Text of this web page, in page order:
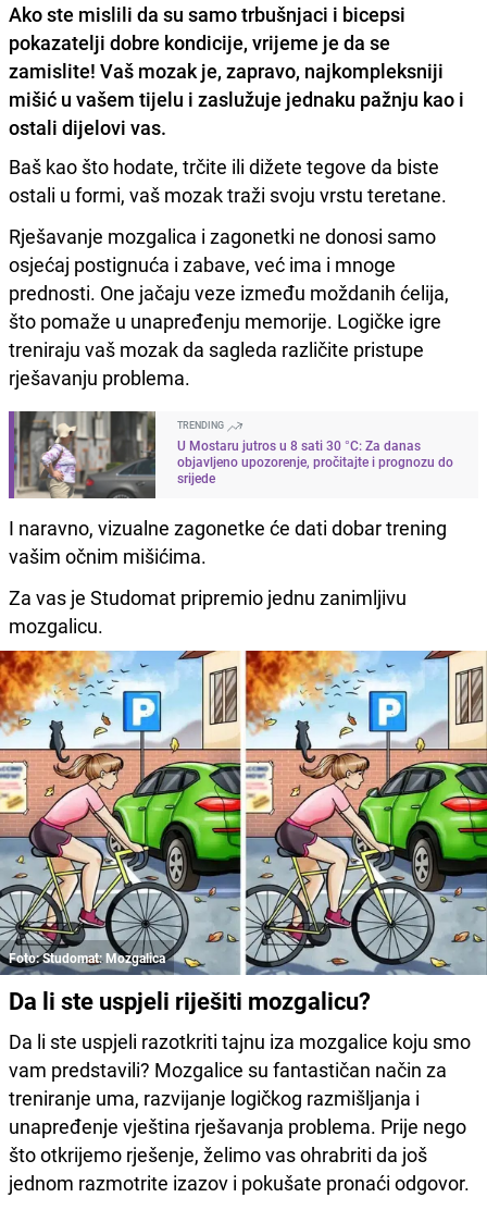
Ako ste mislili da su samo trbušnjaci i bicepsi
pokazatelji dobre kondicije, vrijeme je da se
zamislite! Vaš mozak je, zapravo, najkompleksniji
mišić u vašem tijelu i zaslužuje jednaku pažnju kao i
ostali dijelovi vas.
Baš kao što hodate, trčite ili dižete tegove da biste
ostali u formi, vaš mozak traži svoju vrstu teretane.
Rješavanje mozgalica i zagonetki ne donosi samo
osjećaj postignuća i zabave, već ima i mnoge
prednosti. One jačaju veze između moždanih ćelija,
što pomaže u unapređenju memorije. Logičke igre
treniraju vaš mozak da sagleda različite pristupe
rješavanju problema.
TRENDING
U Mostaru jutros u 8 sati 30 °C: Za danas
objavljeno upozorenje, pročitajte i prognozu do
srijede
I naravno, vizualne zagonetke će dati dobar trening
vašim očnim mišićima.
Za vas je Studomat pripremio jednu zanimljivu
mozgalicu.
Foto: Studomat: Mozgalica
Da li ste uspjeli riješiti mozgalicu?
Da li ste uspjeli razotkriti tajnu iza mozgalice koju smo
vam predstavili? Mozgalice su fantastičan način za
treniranje uma, razvijanje logičkog razmišljanja i
unapređenje vještina rješavanja problema. Prije nego
što otkrijemo rješenje, želimo vas ohrabriti da još
jednom razmotrite izazov i pokušate pronaći odgovor.